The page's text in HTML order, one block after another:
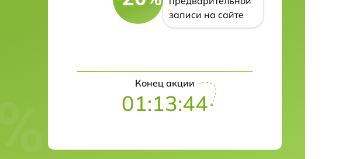
записи на сайте
Конец акции
01:13:43